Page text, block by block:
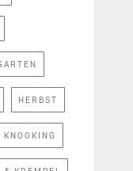
HERBST
KNOOKING